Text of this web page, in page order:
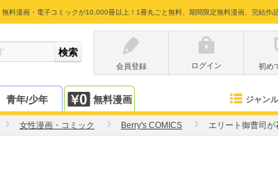
無料漫画・電子コミックが10,000冊以上！1冊丸ごと無料、期間限定無料漫画、完結作
会員登録
ログイン 初め
青年/少年 無料漫画 ジャンル
女性漫画・コミック Berry's COMICS エリート御曹司